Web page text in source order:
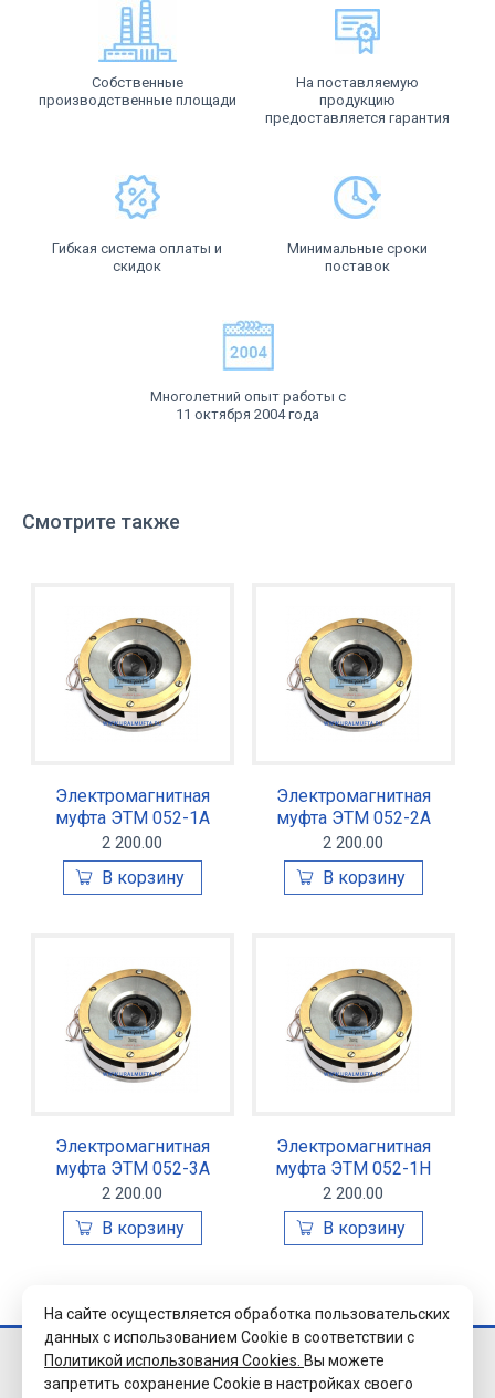
Собственные
производственные площади
На поставляемую
продукцию
предоставляется гарантия
Гибкая система оплаты и
скидок
Минимальные сроки
поставок
Многолетний опыт работы с
11 октября 2004 года
Смотрите также
Электромагнитная
муфта ЭТМ 052-1А
2 200.00
Электромагнитная
муфта ЭТМ 052-2А
2 200.00
Электромагнитная
муфта ЭТМ 052-3А
2 200.00
Электромагнитная
муфта ЭТМ 052-1Н
2 200.00
© 2026 Завод
«Уралэлектромуфта»
На сайте осуществляется обработка пользовательских
данных с использованием Cookie в соответствии с
Политикой использования Cookies. Вы можете
запретить сохранение Cookie в настройках своего